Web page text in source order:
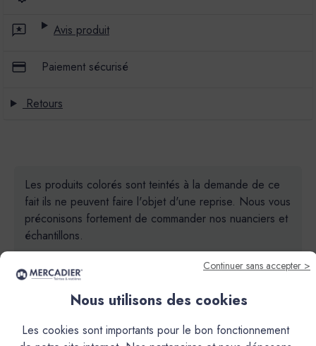
Avis produit
Paiement sécurisé
Retours
Les produits colorés sont teintés à la demande de ce
fait ils ne peuvent faire l'objet d'une reprise. Nous vous
préconisons fortement de commander nos nuanciers et
échantillons.
Continuer sans accepter >
Nous utilisons des cookies
Les cookies sont importants pour le bon fonctionnement